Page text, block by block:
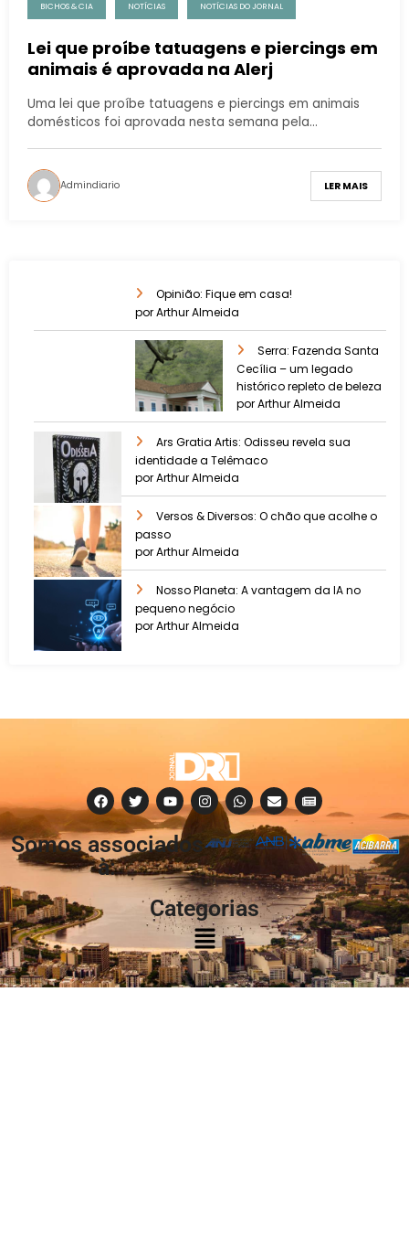
BICHOS & CIA NOTÍCIAS NOTÍCIAS DO JORNAL
Lei que proíbe tatuagens e piercings em
animais é aprovada na Alerj
Uma lei que proíbe tatuagens e piercings em animais
domésticos foi aprovada nesta semana pela…
Admindiario LER MAIS
Opinião: Fique em casa!
por Arthur Almeida
Serra: Fazenda Santa
Cecília – um legado
histórico repleto de beleza
por Arthur Almeida
Ars Gratia Artis: Odisseu revela sua
identidade a Telêmaco
por Arthur Almeida
Versos & Diversos: O chão que acolhe o
passo
por Arthur Almeida
Nosso Planeta: A vantagem da IA no
pequeno negócio
por Arthur Almeida
Somos associados
à:
Categorias